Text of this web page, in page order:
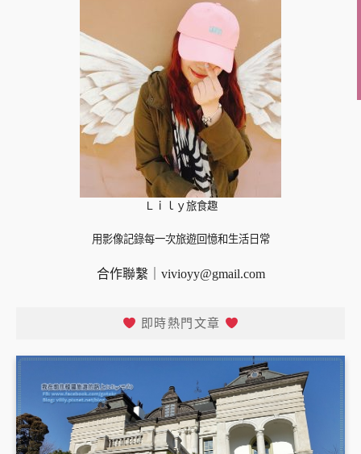
Ｌｉｌｙ旅食趣
用影像記錄每一次旅遊回憶和生活日常
合作聯繫｜ vivioyy@gmail.com
即時熱門文章